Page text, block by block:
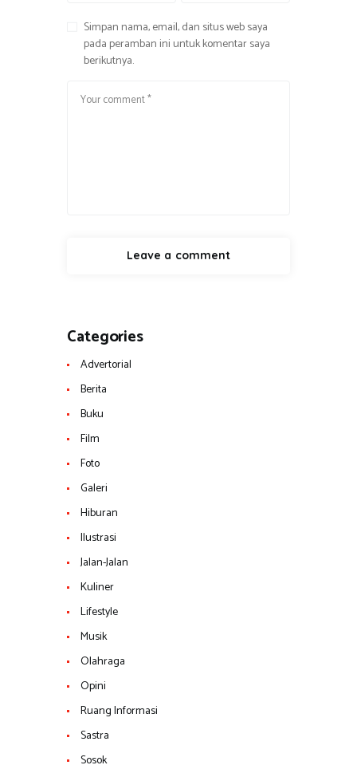
Simpan nama, email, dan situs web saya
pada peramban ini untuk komentar saya
berikutnya.
Categories
Advertorial
Berita
Buku
Film
Foto
Galeri
Hiburan
Ilustrasi
Jalan-Jalan
Kuliner
Lifestyle
Musik
Olahraga
Opini
Ruang Informasi
Sastra
Sosok